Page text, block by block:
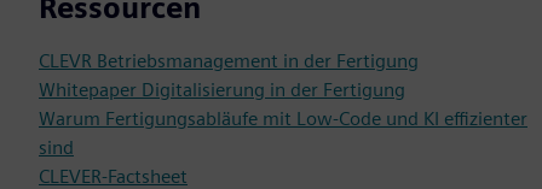
Ressourcen
CLEVR Betriebsmanagement in der Fertigung
Whitepaper Digitalisierung in der Fertigung
Warum Fertigungsabläufe mit Low-Code und KI effizienter
sind
CLEVER-Factsheet